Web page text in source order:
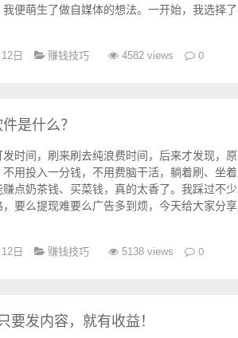
便萌生了做自媒体的想法。一开始，我选择
日 赚钱技巧 4582 views 0
是什么？
时间，刷来刷去纯浪费时间，后来才发现，原
用投入一分钱，不用费脑干活，躺着刷、坐着
点奶茶钱、买菜钱，真的太香了。我踩过不少
要么提现难要么广告多到烦，今天给大家分
日 赚钱技巧 5138 views 0
发内容，就有收益！